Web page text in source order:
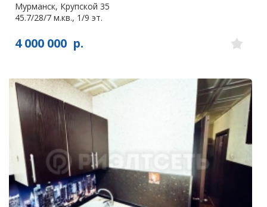
Мурманск, Крупской 35
45.7/28/7 м.кв., 1/9 эт.
4 000 000 р.